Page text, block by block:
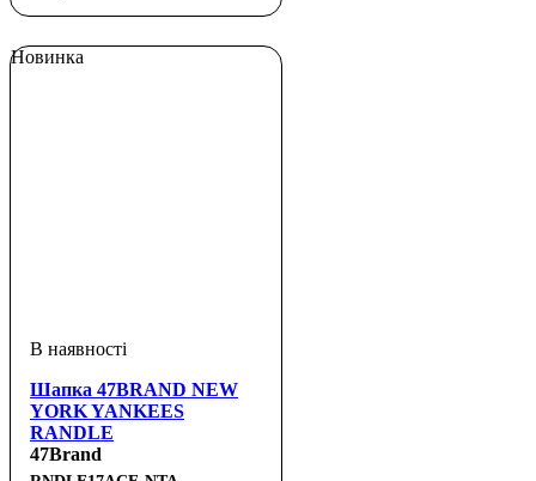
Новинка
Шапка 47BRAND NEW
YORK YANKEES
RANDLE
47Brand